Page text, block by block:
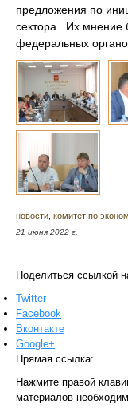
предложения по
сектора. Их мнение
федеральных
новости комитет по
21 июня 2022 г.
Поделиться ссылкой
Twitter
Facebook
Вконтакте
Google+
Прямая ссылка:
Нажмите правой
материалов